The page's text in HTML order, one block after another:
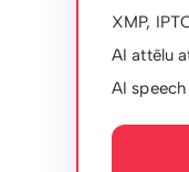
XMP,
AI attēlu
AI